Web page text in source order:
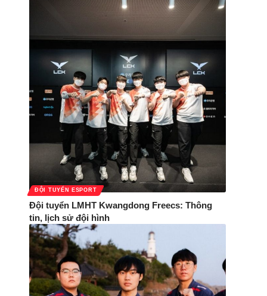
ĐỘI TUYỂN ESPORT
Đội tuyển LMHT Kwangdong Freecs: Thông
tin, lịch sử đội hình